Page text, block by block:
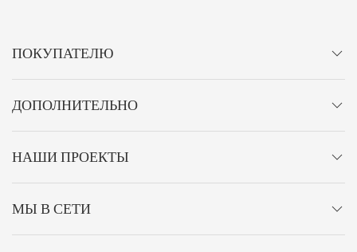
ПОКУПАТЕЛЮ
ДОПОЛНИТЕЛЬНО
НАШИ ПРОЕКТЫ
МЫ В СЕТИ